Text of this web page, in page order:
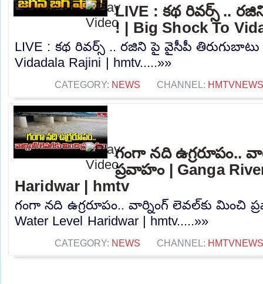
LIVE : కథ రివర్స్ ..
! | Big Shock To
LIVE : కథ రివర్స్ .. రజిని పై వైసీపీ తిరుగుబాటు
Vidadala Rajini | hmtv.....»»
CATEGORY: NEWS CHANNEL: HMTVNEWS
గంగా నది ఉగ్రరూపం..
ప్రవాహం | Ganga
Haridwar | hmtv
గంగా నది ఉగ్రరూపం.. వార్నింగ్ లెవల్‌కు మించి
Water Level Haridwar | hmtv.....»»
CATEGORY: NEWS CHANNEL: HMTVNEWS